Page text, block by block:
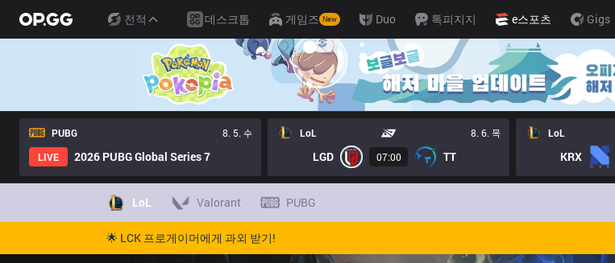
전적 데스크톱 게임즈 New Duo 톡피지지 e스포츠 Gigs
PUBG
8. 5. 수
LIVE
2026 PUBG Global Series 7
LoL 8. 6. 목
LGD 07:00 TT
LoL
KRX
LoL Valorant PUBG
🌟 LCK 프로게이머에게 과외 받기!